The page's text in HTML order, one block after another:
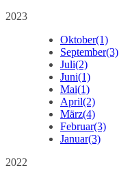
2023
Oktober(1)
September(3)
Juli(2)
Juni(1)
Mai(1)
April(2)
März(4)
Februar(3)
Januar(3)
2022